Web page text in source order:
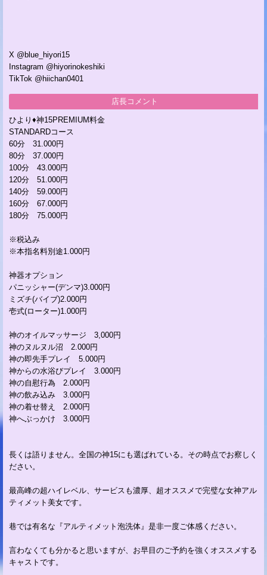
X @blue_hiyori15
Instagram @hiyorinokeshiki
TikTok @hiichan0401
店長コメント
ひより♦神15PREMIUM料金
STANDARDコース
60分 31.000円
80分 37.000円
100分 43.000円
120分 51.000円
140分 59.000円
160分 67.000円
180分 75.000円
※税込み
※本指名料別途1.000円
神器オプション
パニッシャー(デンマ)3.000円
ミズチ(バイブ)2.000円
壱式(ローター)1.000円
神のオイルマッサージ 3,000円
神のヌルヌル沼 2.000円
神の即先手プレイ 5.000円
神からの水浴びプレイ 3.000円
神の自慰行為 2.000円
神の飲み込み 3.000円
神の着せ替え 2.000円
神へぶっかけ 3.000円
長くは語りません。全国の神15にも選ばれている。その時点でお察しく
ださい。
最高峰の超ハイレベル、サービスも濃厚、超オススメで完璧な女神アル
ティメット美女です。
巷では有名な『アルティメット泡洗体』是非一度ご体感ください。
言わなくても分かると思いますが、お早目のご予約を強くオススメする
キャストです。